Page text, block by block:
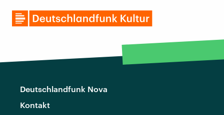
Deutschlandfunk Nova
Kontakt